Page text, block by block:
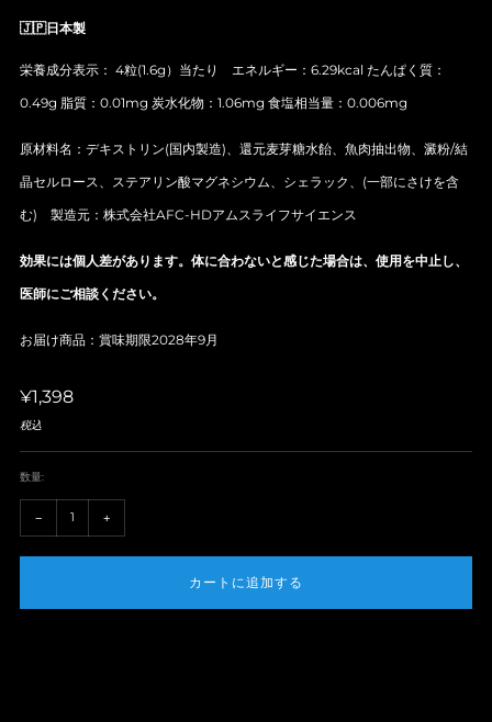
🇯🇵日本製
栄養成分表示： 4粒(1.6g）当たり エネルギー：6.29kcal たんぱく質：
0.49g 脂質：0.01mg 炭水化物：1.06mg 食塩相当量：0.006mg
原材料名：デキストリン(国内製造)、還元麦芽糖水飴、魚肉抽出物、澱粉/結
晶セルロース、ステアリン酸マグネシウム、シェラック、(一部にさけを含
む) 製造元：株式会社AFC-HDアムスライフサイエンス
効果には個人差があります。体に合わないと感じた場合は、使用を中止し、
医師にご相談ください。
お届け商品：賞味期限2028年9月
定
価
¥1,398
税込
数量:
−+1 +-1
カートに追加する